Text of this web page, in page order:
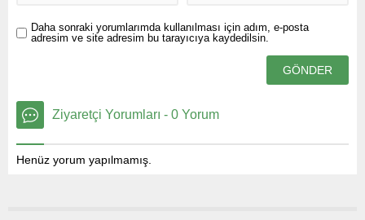
Daha sonraki yorumlarımda kullanılması için adım, e-posta
adresim ve site adresim bu tarayıcıya kaydedilsin.
Ziyaretçi Yorumları - 0 Yorum
Henüz yorum yapılmamış.